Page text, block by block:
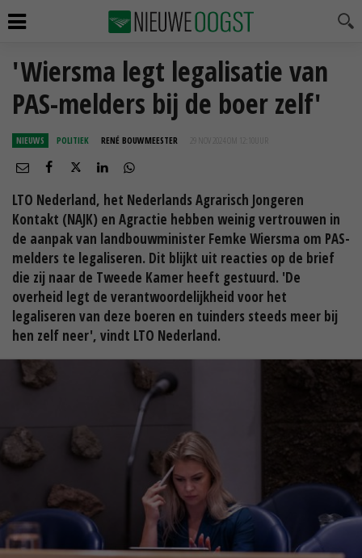
'Wiersma legt legalisatie van
PAS-melders bij de boer zelf'
NIEUWS POLITIEK RENÉ BOUWMEESTER 29 NOV 2024 OM 12:10
LTO Nederland, het Nederlands Agrarisch Jongeren
Kontakt (NAJK) en Agractie hebben weinig vertrouwen in
de aanpak van landbouwminister Femke Wiersma om PAS-
melders te legaliseren. Dit blijkt uit reacties op de brief
die zij naar de Tweede Kamer heeft gestuurd. 'De
overheid legt de verantwoordelijkheid voor het
legaliseren van deze boeren en tuinders steeds meer bij
hen zelf neer', vindt LTO Nederland.